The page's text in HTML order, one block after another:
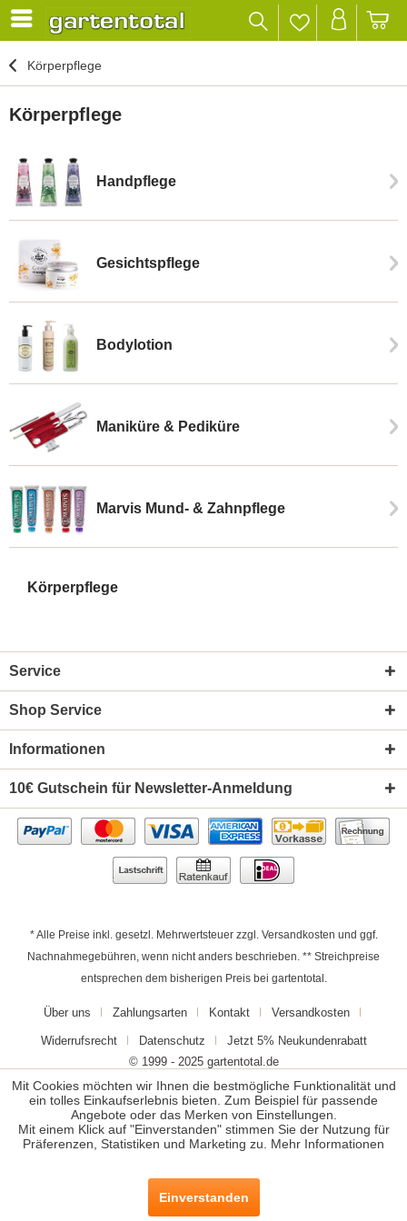
Körperpflege
Körperpflege
Körperpflege
Handpflege
Gesichtspflege
Bodylotion
Maniküre & Pediküre
Marvis Mund- & Zahnpflege
Service
Shop Service
Informationen
10€ Gutschein für Newsletter-Anmeldung
* Alle Preise inkl. gesetzl. Mehrwertsteuer zzgl. Versandkosten und ggf.
Nachnahmegebühren, wenn nicht anders beschrieben. ** Streichpreise
entsprechen dem bisherigen Preis bei gartentotal.
Über uns Zahlungsarten Kontakt Versandkosten
Widerrufsrecht Datenschutz
Jetzt 5% Neukundenrabatt
© 1999 - 2025 gartentotal.de
Mit Cookies möchten wir Ihnen die bestmögliche Funktionalität und
ein tolles Einkaufserlebnis bieten. Zum Beispiel für passende
Angebote oder das Merken von Einstellungen.
Mit einem Klick auf "Einverstanden" stimmen Sie der Nutzung für
Präferenzen, Statistiken und Marketing zu. Mehr Informationen
Einverstanden